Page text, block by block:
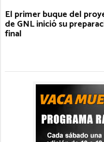
El primer buque del
de GNL inició su
final